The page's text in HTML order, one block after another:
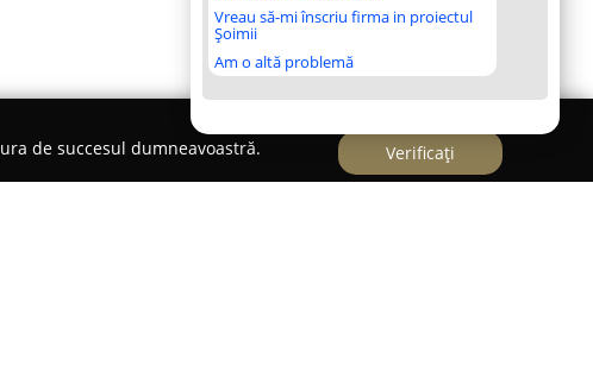
Vreau să-mi înscriu firma in proiectul
Șoimii
Am o altă problemă
de succesul dumneavoastră.
Verificați